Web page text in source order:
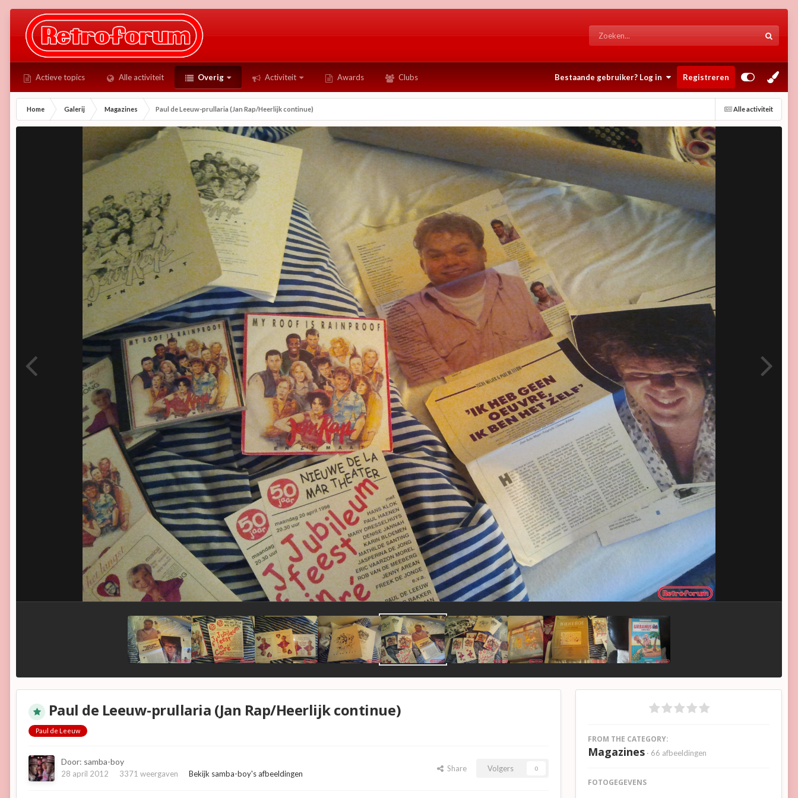
Actieve topics Alle activiteit Overig Activiteit Awards Clubs Bestaande gebruiker? Log in Registreren
Alle activiteit
Home Galerij Magazines Paul de Leeuw-prullaria (Jan Rap/Heerlijk continue)
Paul de Leeuw-prullaria (Jan Rap/Heerlijk continue)
Paul de Leeuw
Door: samba-boy
28 april 2012 3371 weergaven Bekijk samba-boy's afbeeldingen
Share Volgers 0
FROM THE CATEGORY:
Magazines · 66 afbeeldingen
FOTOGEGEVENS